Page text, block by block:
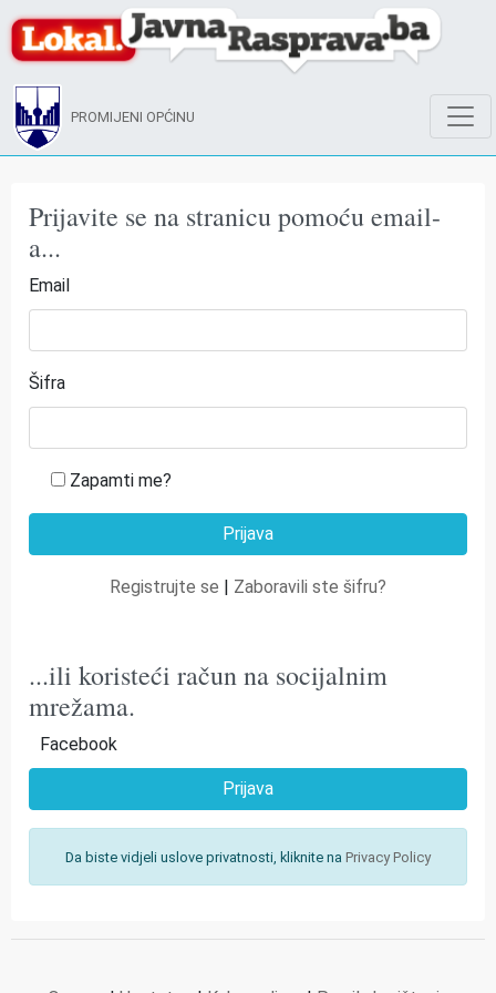
PROMIJENI OPĆINU
Prijavite se na stranicu pomoću email-
a...
Email
Šifra
Zapamti me?
Registrujte se | Zaboravili ste šifru?
...ili koristeći račun na socijalnim
mrežama.
Facebook
Prijava
Da biste vidjeli uslove privatnosti, kliknite na Privacy Policy